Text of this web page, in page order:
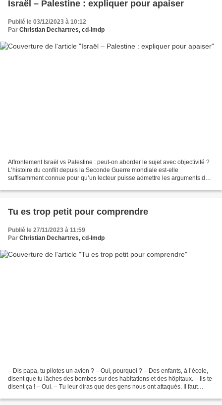
Israël – Palestine : expliquer pour apaiser
Publié le 03/12/2023 à 10:12
Par Christian Dechartres, cd-lmdp
Affrontement Israël vs Palestine : peut-on aborder le sujet avec objectivité ?
L’histoire du conflit depuis la Seconde Guerre mondiale est-elle
suffisamment connue pour qu’un lecteur puisse admettre les arguments des
Tu es trop petit pour comprendre
Publié le 27/11/2023 à 11:59
Par Christian Dechartres, cd-lmdp
– Dis papa, tu pilotes un avion ? – Oui, pourquoi ? – Des enfants, à l’école,
disent que tu lâches des bombes sur des habitations et des hôpitaux. – Ils te
disent ça ! – Oui. – Tu leur diras que des gens nous ont attaqués. Il faut